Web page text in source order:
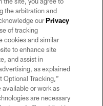
No portion of this site
permission of the Las Vegas
the arbitration and
ourPrivacy
of tracking
cookies and similar
to enhance site
and assist in
as explained
Optional Tracking,”
available or work as
are necessary